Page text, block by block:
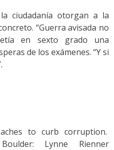
ciudadanía otorgan a la
“Guerra avisada no
en sexto grado una
de los exámenes. “Y si
to curb corruption.
Lynne Rienner